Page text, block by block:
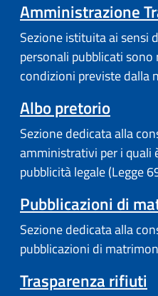
Amministrazione
Sezione istituita ai sensi
personali pubblicati
condizioni previste dalla
Albo pretorio
Sezione dedicata alla
amministrativi per i quali
pubblicità legale (Legge
Pubblicazioni di
Sezione dedicata alla
pubblicazioni di
Trasparenza rifiuti